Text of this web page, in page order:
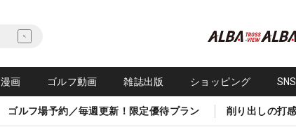
漫画 ゴルフ動画 雑誌出版 ショッピング
ゴルフ場予約／毎週更新！限定優待プラン 削り出しの打